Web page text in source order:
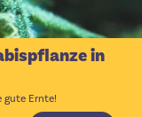
in
gute Ernte!